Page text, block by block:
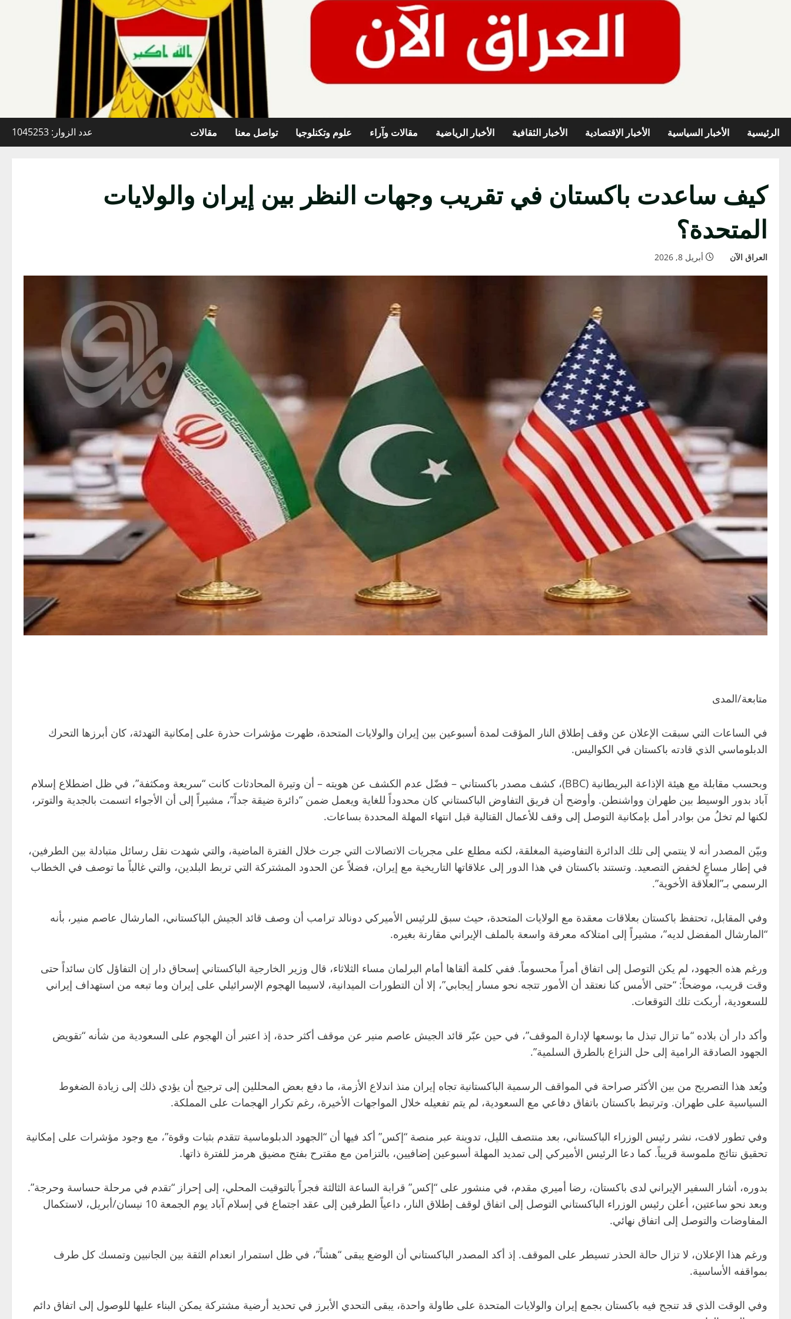
الرئيسية الأخبار السياسية الأخبار الإقتصادية الأخبار الثقافية الأخبار الرياضية مقالات وآراء علوم وتكنلوجيا تواصل معنا مقالات عدد الزوار: 1045253
كيف ساعدت باكستان في تقريب وجهات النظر بين إيران والولايات
المتحدة؟
العراق الآن أبريل 8, 2026
متابعة/المدى
في الساعات التي سبقت الإعلان عن وقف إطلاق النار المؤقت لمدة أسبوعين بين إيران والولايات المتحدة، ظهرت مؤشرات حذرة على إمكانية التهدئة، كان أبرزها التحرك
الدبلوماسي الذي قادته باكستان في الكواليس.
وبحسب مقابلة مع هيئة الإذاعة البريطانية (BBC)، كشف مصدر باكستاني – فضّل عدم الكشف عن هويته – أن وتيرة المحادثات كانت “سريعة ومكثفة”، في ظل اضطلاع إسلام
آباد بدور الوسيط بين طهران وواشنطن. وأوضح أن فريق التفاوض الباكستاني كان محدوداً للغاية ويعمل ضمن “دائرة ضيقة جداً”، مشيراً إلى أن الأجواء اتسمت بالجدية والتوتر،
لكنها لم تخلُ من بوادر أمل بإمكانية التوصل إلى وقف للأعمال القتالية قبل انتهاء المهلة المحددة بساعات.
وبيّن المصدر أنه لا ينتمي إلى تلك الدائرة التفاوضية المغلقة، لكنه مطلع على مجريات الاتصالات التي جرت خلال الفترة الماضية، والتي شهدت نقل رسائل متبادلة بين الطرفين،
في إطار مساعٍ لخفض التصعيد. وتستند باكستان في هذا الدور إلى علاقاتها التاريخية مع إيران، فضلاً عن الحدود المشتركة التي تربط البلدين، والتي غالباً ما توصف في الخطاب
الرسمي بـ”العلاقة الأخوية”.
وفي المقابل، تحتفظ باكستان بعلاقات معقدة مع الولايات المتحدة، حيث سبق للرئيس الأميركي دونالد ترامب أن وصف قائد الجيش الباكستاني، المارشال عاصم منير، بأنه
“المارشال المفضل لديه”، مشيراً إلى امتلاكه معرفة واسعة بالملف الإيراني مقارنة بغيره.
ورغم هذه الجهود، لم يكن التوصل إلى اتفاق أمراً محسوماً. ففي كلمة ألقاها أمام البرلمان مساء الثلاثاء، قال وزير الخارجية الباكستاني إسحاق دار إن التفاؤل كان سائداً حتى
وقت قريب، موضحاً: “حتى الأمس كنا نعتقد أن الأمور تتجه نحو مسار إيجابي”، إلا أن التطورات الميدانية، لاسيما الهجوم الإسرائيلي على إيران وما تبعه من استهداف إيراني
للسعودية، أربكت تلك التوقعات.
وأكد دار أن بلاده “ما تزال تبذل ما بوسعها لإدارة الموقف”، في حين عبّر قائد الجيش عاصم منير عن موقف أكثر حدة، إذ اعتبر أن الهجوم على السعودية من شأنه “تقويض
الجهود الصادقة الرامية إلى حل النزاع بالطرق السلمية”.
ويُعد هذا التصريح من بين الأكثر صراحة في المواقف الرسمية الباكستانية تجاه إيران منذ اندلاع الأزمة، ما دفع بعض المحللين إلى ترجيح أن يؤدي ذلك إلى زيادة الضغوط
السياسية على طهران. وترتبط باكستان باتفاق دفاعي مع السعودية، لم يتم تفعيله خلال المواجهات الأخيرة، رغم تكرار الهجمات على المملكة.
وفي تطور لافت، نشر رئيس الوزراء الباكستاني، بعد منتصف الليل، تدوينة عبر منصة “إكس” أكد فيها أن “الجهود الدبلوماسية تتقدم بثبات وقوة”، مع وجود مؤشرات على إمكانية
تحقيق نتائج ملموسة قريباً. كما دعا الرئيس الأميركي إلى تمديد المهلة أسبوعين إضافيين، بالتزامن مع مقترح بفتح مضيق هرمز للفترة ذاتها.
بدوره، أشار السفير الإيراني لدى باكستان، رضا أميري مقدم، في منشور على “إكس” قرابة الساعة الثالثة فجراً بالتوقيت المحلي، إلى إحراز “تقدم في مرحلة حساسة وحرجة”.
وبعد نحو ساعتين، أعلن رئيس الوزراء الباكستاني التوصل إلى اتفاق لوقف إطلاق النار، داعياً الطرفين إلى عقد اجتماع في إسلام آباد يوم الجمعة 10 نيسان/أبريل، لاستكمال
المفاوضات والتوصل إلى اتفاق نهائي.
ورغم هذا الإعلان، لا تزال حالة الحذر تسيطر على الموقف. إذ أكد المصدر الباكستاني أن الوضع يبقى “هشاً”، في ظل استمرار انعدام الثقة بين الجانبين وتمسك كل طرف
بمواقفه الأساسية.
وفي الوقت الذي قد تنجح فيه باكستان بجمع إيران والولايات المتحدة على طاولة واحدة، يبقى التحدي الأبرز في تحديد أرضية مشتركة يمكن البناء عليها للوصول إلى اتفاق دائم